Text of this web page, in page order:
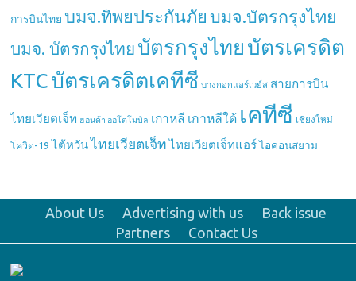
การบินไทย บมจ.ทิพยประกันภัย บมจ.บัตรกรุงไทย
บมจ. บัตรกรุงไทย บัตรกรุงไทย บัตรเครดิต
KTCบัตรเครดิตเคทีซี บางกอกแอร์เวย์ส สายการบิน
ไทยเวียตเจ็ท ฮอนด้า ออโตโมบิล เกาหลี เกาหลีใต้ เคทีซี เชียงใหม่
โควิด-19 ไต้หวัน ไทยเวียตเจ็ท ไทยเวียตเจ็ทแอร์ ไอคอนสยาม
About Us Advertising with us
Back issue
Partners
Contact Us